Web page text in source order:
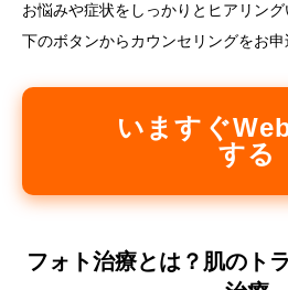
お悩みや症状をしっかりとヒアリン
下のボタンからカウンセリングをお申
いますぐ
する
フォト治療とは？肌のト